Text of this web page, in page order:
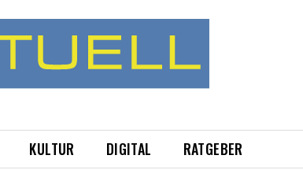
KULTUR DIGITAL RATGEBER